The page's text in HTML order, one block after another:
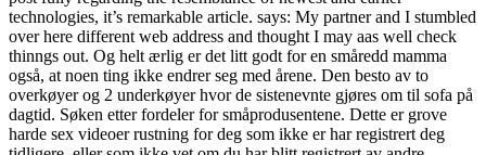
technologies, it’s remarkable article. says: My partner and I stumbled
over here different web address and thought I may aas well check
thinngs out. Og helt ærlig er det litt godt for en småredd mamma
også, at noen ting ikke endrer seg med årene. Den besto av to
overkøyer og 2 underkøyer hvor de sistenevnte gjøres om til sofa på
dagtid. Søken etter fordeler for småprodusentene. Dette er grove
harde sex videoer rustning for deg som ikke er har registrert deg